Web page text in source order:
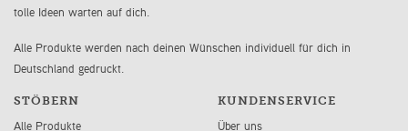
tolle Ideen warten auf dich.
Alle Produkte werden nach deinen Wünschen individuell für dich in
Deutschland gedruckt.
STÖBERN
Alle Produkte
KUNDENSERVICE
Über uns